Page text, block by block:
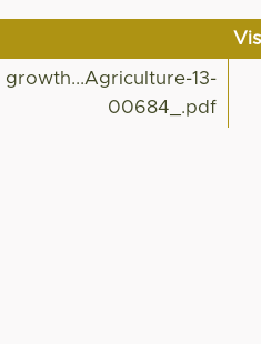
13-
00684_.pdf